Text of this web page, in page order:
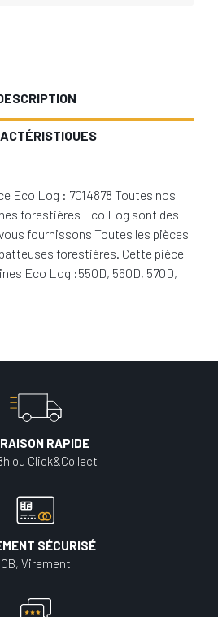
Eco Log : 7014878 Toutes nos
forestières Eco Log sont des
fournissons Toutes les pièces
forestières. Cette pièce
Eco Log :550D, 560D, 570D,
RAPIDE
ou Click&Collect
SÉCURISÉ
CB, Virement